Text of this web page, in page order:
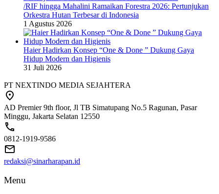
/RIF hingga Mahalini Ramaikan Forestra 2026: Pertunjukan
Orkestra Hutan Terbesar di Indonesia
1 Agustus 2026
Haier Hadirkan Konsep “One & Done ” Dukung Gaya
Hidup Modern dan Higienis
31 Juli 2026
PT NEXTINDO MEDIA SEJAHTERA
AD Premier 9th floor, Jl TB Simatupang No.5 Ragunan, Pasar
Minggu, Jakarta Selatan 12550
0812-1919-9586
redaksi@sinarharapan.id
Menu